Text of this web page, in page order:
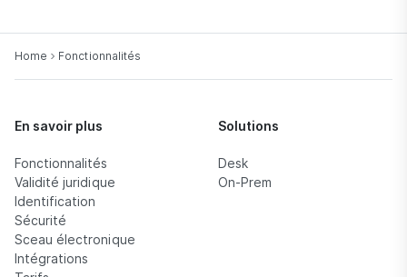
Home Fonctionnalités
En savoir plus
Fonctionnalités
Validité juridique
Identification
Sécurité
Sceau électronique
Intégrations
Solutions
Desk
On-Prem